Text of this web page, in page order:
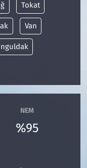
Tokat
Van
NEM
%95